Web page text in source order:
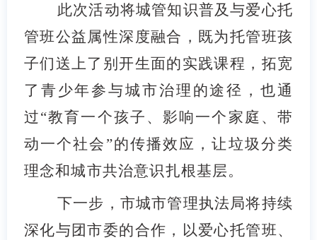
此次活动将城管知识普及与爱心托
管班公益属性深度融合，既为托管班孩
子们送上了别开生面的实践课程，拓宽
了青少年参与城市治理的途径，也通
过“教育一个孩子、影响一个家庭、带
动一个社会”的传播效应，让垃圾分类
理念和城市共治意识扎根基层。
下一步，市城市管理执法局将持续
深化与团市委的合作，以爱心托管班、